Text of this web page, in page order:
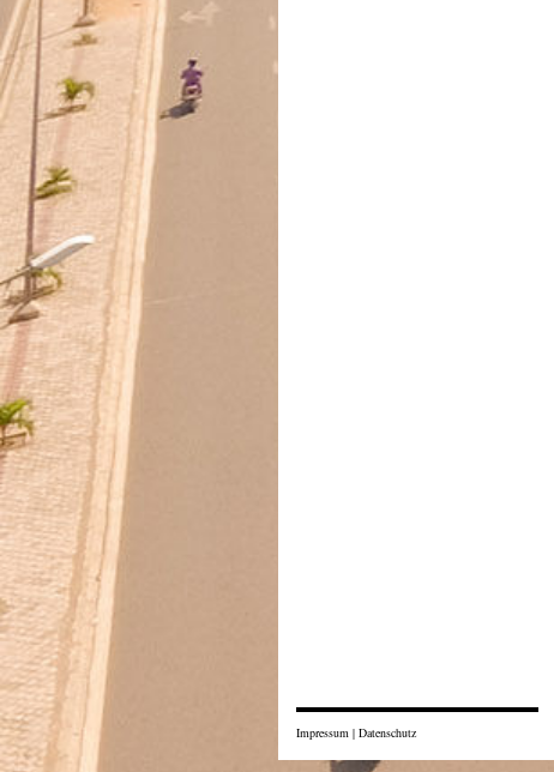
Impressum | Datenschutz